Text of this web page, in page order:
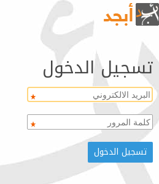
تسجيل الدخول